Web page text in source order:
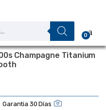
0
Champagne Titanium
Garantia 30 Días